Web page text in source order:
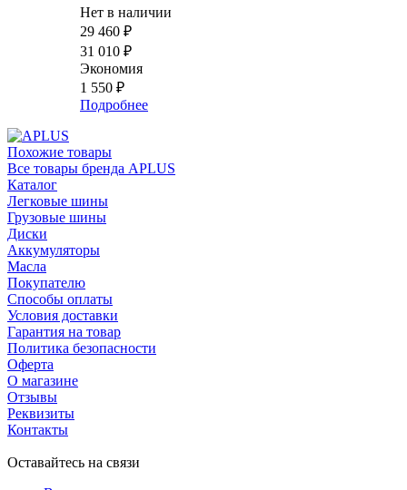
Нет в наличии
29 460 ₽
31 010 ₽
Экономия
1 550 ₽
Подробнее
Похожие товары
Все товары бренда APLUS
Каталог
Легковые шины
Грузовые шины
Диски
Аккумуляторы
Масла
Покупателю
Способы оплаты
Условия доставки
Гарантия на товар
Политика безопасности
Оферта
О магазине
Отзывы
Реквизиты
Контакты
Оставайтесь на связи